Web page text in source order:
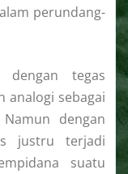
perundang-
tegas
analogi sebagai
dengan
justru terjadi
suatu